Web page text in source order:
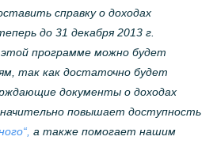
справку о доходах
до 31 декабря 2013 г.
программе можно будет
так как достаточно будет
документы о доходах
повышает доступность
а также помогает нашим